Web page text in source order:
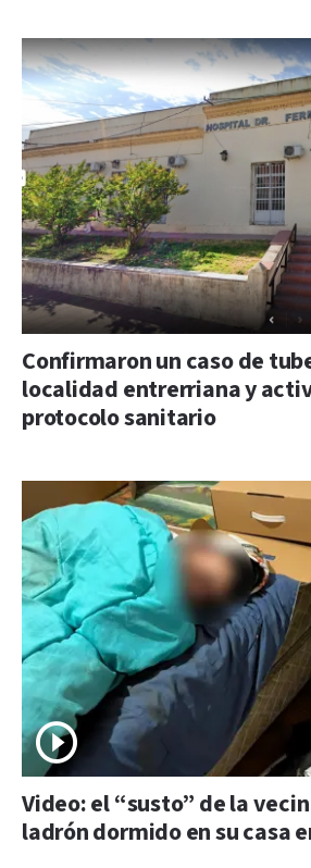
Confirmaron un caso de
localidad entrerriana y
protocolo sanitario
Video: el “susto” de la
ladrón dormido en su casa